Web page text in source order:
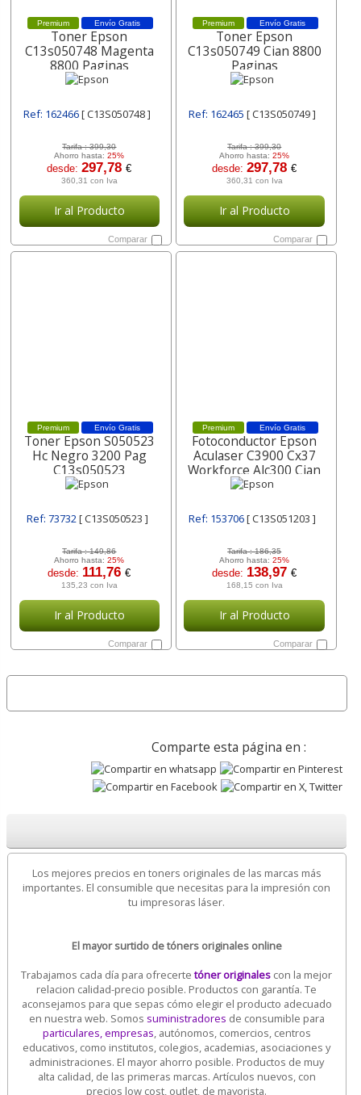
Envío Gratis
Premium
Toner Epson
C13s050748 Magenta
8800 Paginas
Ref: 162466[ C13S050748 ]
Tarifa :399,30
Ahorro hasta:25%
desde:297,78€
360,31 con Iva
Ir al Producto
Comparar
Envío Gratis
Premium
Toner Epson
C13s050749 Cian 8800
Paginas
Ref: 162465[ C13S050749 ]
Tarifa :399,30
Ahorro hasta:25%
desde:297,78€
360,31 con Iva
Ir al Producto
Comparar
Envío Gratis
Premium
Toner Epson S050523
Hc Negro 3200 Pag
C13s050523
Ref: 73732[ C13S050523 ]
Tarifa :149,86
Ahorro hasta:25%
desde: 111,76€
135,23 con Iva
Ir al Producto
Comparar
Envío Gratis
Premium
Fotoconductor Epson
Aculaser C3900 Cx37
Workforce Alc300 Cian
30.000 Pag C13s051203
Ref: 153706[ C13S051203 ]
Tarifa :186,35
Ahorro hasta:25%
desde: 138,97€
168,15 con Iva
Ir al Producto
Comparar
Comparte esta página en :
Los mejores precios en toners originales de las marcas más
importantes. El consumible que necesitas para la impresión con
tu impresoras láser.
El mayor surtido de tóners originales online
Trabajamos cada día para ofrecertetóner originales con la mejor
relacion calidad-precio posible. Productos con garantía. Te
aconsejamos para que sepas cómo elegir el producto adecuado
en nuestra web. Somos suministradores de consumible para
particulares, empresas, autónomos, comercios, centros
educativos, como institutos, colegios, academias, asociaciones y
administraciones. El mayor ahorro posible. Productos de muy
alta calidad, de las primeras marcas. Artículos nuevos, con
precios low cost, outlet, de mayorista.